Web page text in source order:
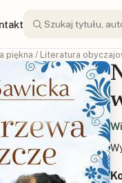
piękna / Literatura